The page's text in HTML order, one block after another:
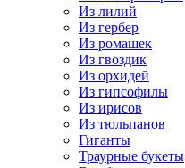
Из лилий
Из гербер
Из ромашек
Из гвоздик
Из орхидей
Из гипсофилы
Из ирисов
Из тюльпанов
Гиганты
Траурные букеты